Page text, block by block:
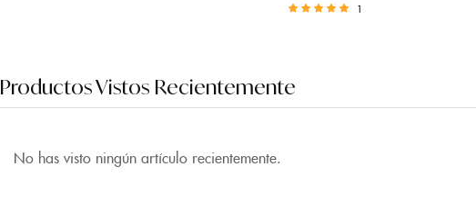
1
Productos Vistos Recientemente
No has visto ningún artículo recientemente.